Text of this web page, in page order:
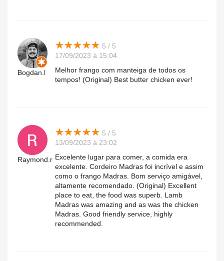
Bogdan.l
★★★★★
★★★★★ 5 / 5
17/09/2023 à 15:04
Melhor frango com manteiga de todos os
tempos! (Original) Best butter chicken ever!
Raymond.r
★★★★★
★★★★★ 5 / 5
13/09/2023 à 23:02
Excelente lugar para comer, a comida era
excelente. Cordeiro Madras foi incrível e assim
como o frango Madras. Bom serviço amigável,
altamente recomendado. (Original) Excellent
place to eat, the food was superb. Lamb
Madras was amazing and as was the chicken
Madras. Good friendly service, highly
recommended.